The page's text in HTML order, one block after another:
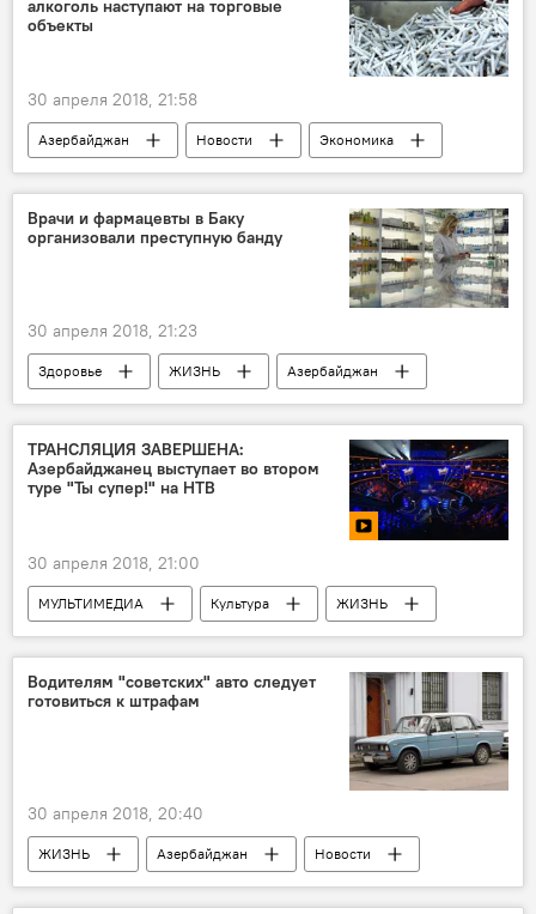
Шехиды
помощь
алкоголь наступают на торговые
объекты
30 апреля 2018, 21:58
Азербайджан Новости
Экономика
Министерства налогов АР
акцизные марки
Алкоголизм
Табак
Врачи и фармацевты в Баку
организовали преступную банду
30 апреля 2018, 21:23
Здоровье ЖИЗНЬ
Азербайджан
Происшествия
Новости
Генпрокуратура АР
лекарства
Жалобы
ТРАНСЛЯЦИЯ ЗАВЕРШЕНА:
Азербайджанец выступает во втором
туре "Ты супер!" на НТВ
30 апреля 2018, 21:00
МУЛЬТИМЕДИА Культура
ЖИЗНЬ
Азербайджан
Видео
Новости
Водителям "советских" авто следует
готовиться к штрафам
30 апреля 2018, 20:40
ЖИЗНЬ Азербайджан
Новости
Экономика
автомобили
Водители